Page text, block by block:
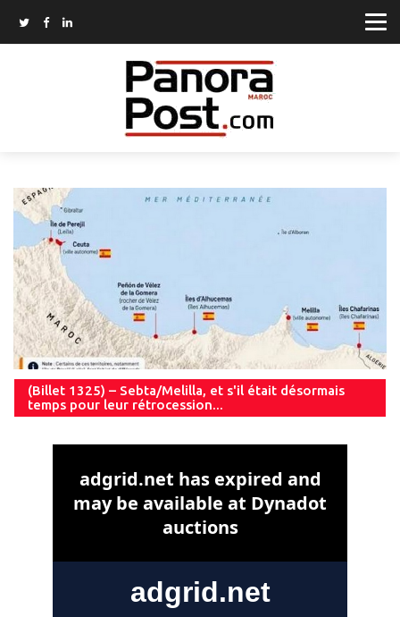
(Billet 1325) – Sebta/Melilla, et s'il était désormais
temps pour leur rétrocession...